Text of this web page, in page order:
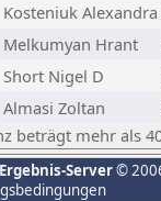
Kosteniuk Alexandra
Melkumyan Hrant
Short Nigel D
Almasi Zoltan
beträgt mehr als
Server©